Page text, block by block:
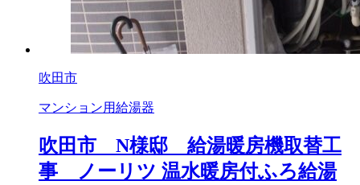
吹田市
マンション用給湯器
吹田市 N様邸 給湯暖房機取替工
事 ノーリツ 温水暖房付ふろ給湯